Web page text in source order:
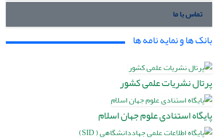
تماس با ما
بانک ها و نمایه نامه ها
پرتال نشریات علمی کشور
پایگاه استنادی علوم جهان اسلام